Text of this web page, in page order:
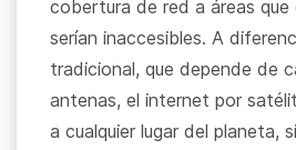
cobertura de red a áreas
serían inaccesibles. A
tradicional, que depende de
antenas, el internet por
a cualquier lugar del planeta,